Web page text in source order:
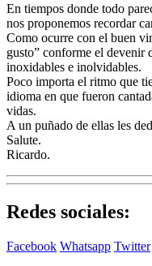
En tiempos donde todo
nos proponemos recordar
Como ocurre con el buen
gusto” conforme el devenir
inoxidables e inolvidables.
Poco importa el ritmo que
idioma en que fueron
vidas.
A un puñado de ellas les
Salute.
Ricardo.
Redes sociales:
Facebook Whatsapp Twitter